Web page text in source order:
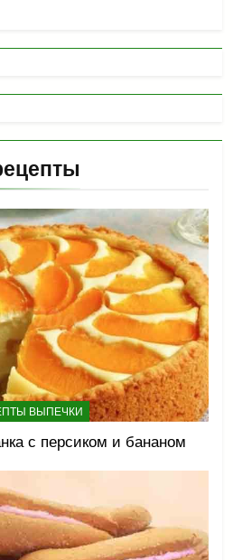
ВЫПЕЧКИ
с персиком и бананом